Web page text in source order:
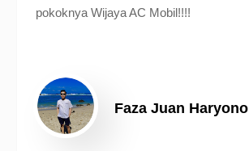
pokoknya Wijaya AC Mobil!!!!
Faza Juan Haryono